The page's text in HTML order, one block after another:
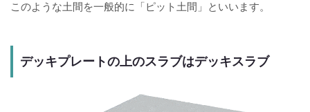
このような土間を一般的に「ピット土間」といいます。
デッキプレートの上のスラブはデッキスラブ